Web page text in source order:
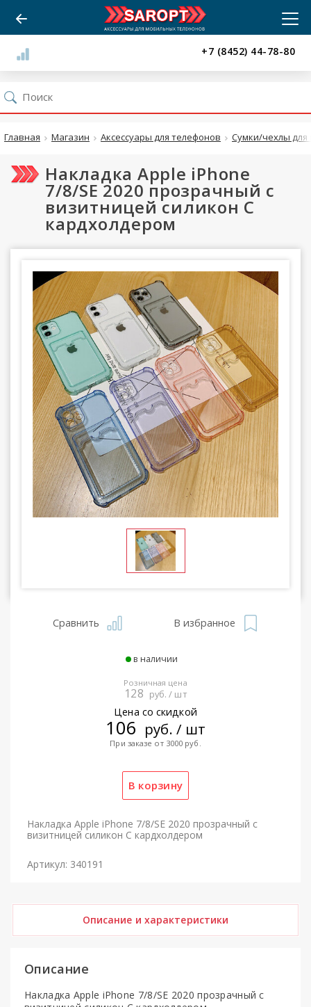
+7 (8452) 44-78-80
Главная Магазин Аксессуары для телефонов Сумки/чехлы для
Накладка Apple iPhone
7/8/SE 2020 прозрачный с
визитницей силикон С
кардхолдером
Сравнить В избранное
в наличии
Розничная цена
128 руб. / шт
Цена со скидкой
106 руб. / шт
При заказе от 3000 руб.
Накладка Apple iPhone 7/8/SE 2020 прозрачный с
визитницей силикон С кардхолдером
Артикул: 340191
Описание и характеристики
Описание
Накладка Apple iPhone 7/8/SE 2020 прозрачный с